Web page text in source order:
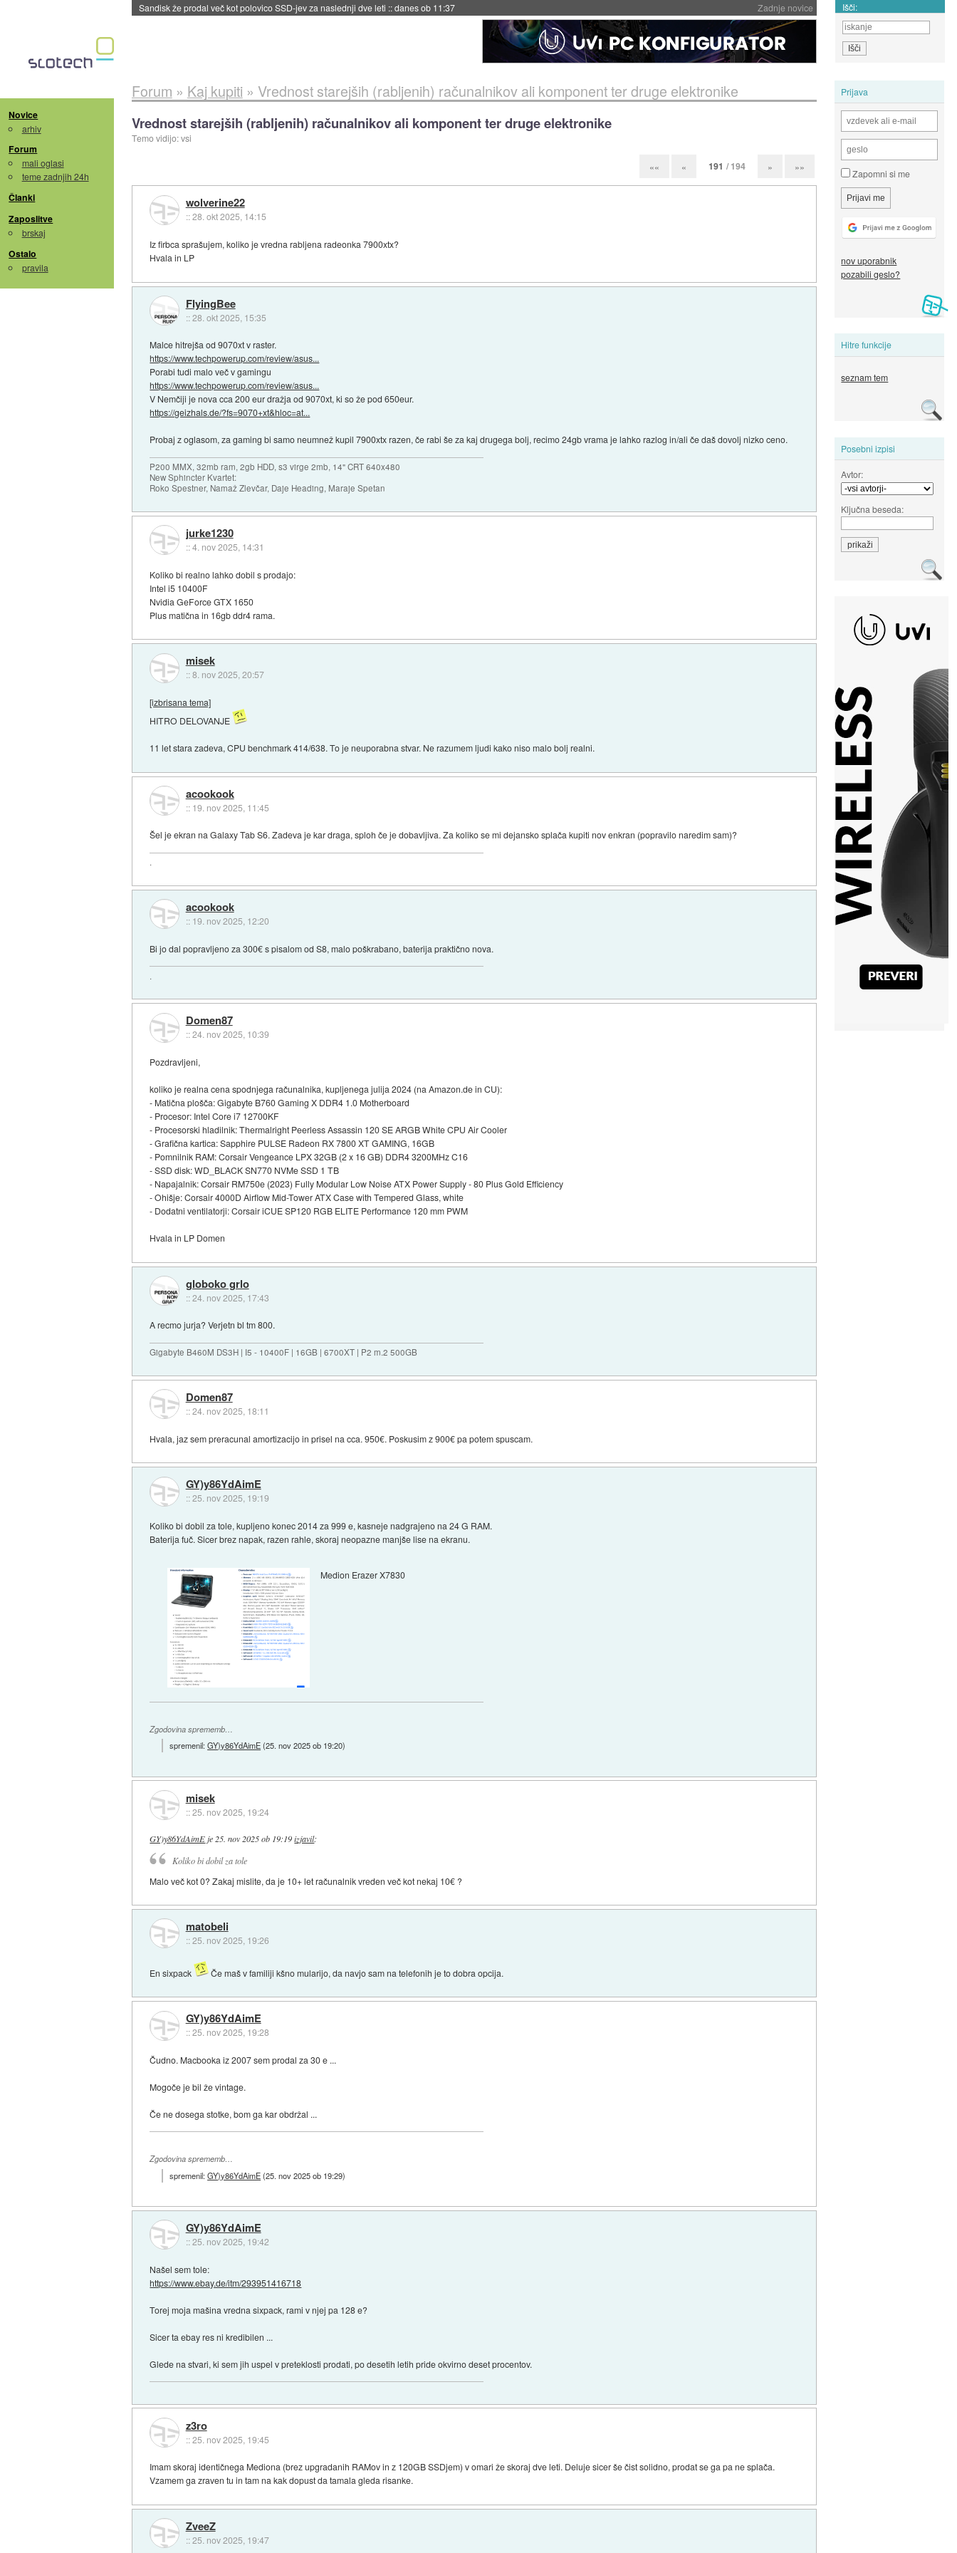
Zadnje novice
Tajvan in Južna Koreja po izvozu prvikrat prehitela Japonsko::danes ob 11:37 Išči:
Novice
arhiv
Forum
mali oglasi
teme zadnjih 24h
Članki
Zaposlitve
brskaj
Ostalo
pravila
Prijava
Zapomni si me
nov uporabnik
pozabili geslo?
Hitre funkcije
seznam tem
Posebni izpisi
Avtor:
Ključna beseda:
Forum » Kaj kupiti » Vrednost starejših (rabljenih) računalnikov ali komponent ter druge elektronike
Vrednost starejših (rabljenih) računalnikov ali komponent ter druge elektronike
Temo vidijo: vsi
«« « 191 / 194 » »»
wolverine22
::28. okt 2025, 14:15
Iz firbca sprašujem, koliko je vredna rabljena radeonka 7900xtx?
Hvala in LP
FlyingBee
::28. okt 2025, 15:35
Malce hitrejša od 9070xt v raster.
https://www.techpowerup.com/review/asus...
Porabi tudi malo več v gamingu
https://www.techpowerup.com/review/asus...
V Nemčiji je nova cca 200 eur dražja od 9070xt, ki so že pod 650eur.
https://geizhals.de/?fs=9070+xt&hloc=at...
Probaj z oglasom, za gaming bi samo neumnež kupil 7900xtx razen, če rabi še za kaj drugega bolj, recimo 24gb vrama je lahko razlog in/ali če daš dovolj nizko ceno.
P200 MMX, 32mb ram, 2gb HDD, s3 virge 2mb, 14" CRT 640x480
New Sphincter Kvartet:
Roko Spestner, Namaž Zlevčar, Daje Heading, Maraje Spetan
jurke1230
::4. nov 2025, 14:31
Koliko bi realno lahko dobil s prodajo:
Intel i5 10400F
Nvidia GeForce GTX 1650
Plus matična in 16gb ddr4 rama.
misek
::8. nov 2025, 20:57
[izbrisana tema]
HITRO DELOVANJE
11 let stara zadeva, CPU benchmark 414/638. To je neuporabna stvar. Ne razumem ljudi kako niso malo bolj realni.
acookook
:: 19. nov 2025, 11:45
Šel je ekran na Galaxy Tab S6. Zadeva je kar draga, sploh če je dobavljiva. Za koliko se mi dejansko splača kupiti nov enkran (popravilo naredim sam)?
.
acookook
:: 19. nov 2025, 12:20
Bi jo dal popravljeno za 300€ s pisalom od S8, malo poškrabano, baterija praktično nova.
.
Domen87
::24. nov 2025, 10:39
Pozdravljeni,
koliko je realna cena spodnjega računalnika, kupljenega julija 2024 (na Amazon.de in CU):
- Matična plošča: Gigabyte B760 Gaming X DDR4 1.0 Motherboard
- Procesor: Intel Core i7 12700KF
- Procesorski hladilnik: Thermalright Peerless Assassin 120 SE ARGB White CPU Air Cooler
- Grafična kartica: Sapphire PULSE Radeon RX 7800 XT GAMING, 16GB
- Pomnilnik RAM: Corsair Vengeance LPX 32GB (2 x 16 GB) DDR4 3200MHz C16
- SSD disk: WD_BLACK SN770 NVMe SSD 1 TB
- Napajalnik: Corsair RM750e (2023) Fully Modular Low Noise ATX Power Supply - 80 Plus Gold Efficiency
- Ohišje: Corsair 4000D Airflow Mid-Tower ATX Case with Tempered Glass, white
- Dodatni ventilatorji: Corsair iCUE SP120 RGB ELITE Performance 120 mm PWM
Hvala in LP Domen
globoko grlo
::24. nov 2025, 17:43
A recmo jurja? Verjetn bl tm 800.
Gigabyte B460M DS3H | I5 - 10400F | 16GB | 6700XT | P2 m.2 500GB
Domen87
::24. nov 2025, 18:11
Hvala, jaz sem preracunal amortizacijo in prisel na cca. 950€. Poskusim z 900€ pa potem spuscam.
GY)y86YdAimE
::25. nov 2025, 19:19
Koliko bi dobil za tole, kupljeno konec 2014 za 999 e, kasneje nadgrajeno na 24 G RAM.
Baterija fuč. Sicer brez napak, razen rahle, skoraj neopazne manjše lise na ekranu.
Medion Erazer X7830
Zgodovina sprememb…
spremenil:GY)y86YdAimE(25. nov 2025 ob 19:20)
misek
::25. nov 2025, 19:24
GY)y86YdAimEje25. nov 2025 ob 19:19 izjavil:
Koliko bi dobil za tole
Malo več kot 0? Zakaj mislite, da je 10+ let računalnik vreden več kot nekaj 10€ ?
matobeli
::25. nov 2025, 19:26
En sixpack Če maš v familiji kšno mularijo, da navjo sam na telefonih je to dobra opcija.
GY)y86YdAimE
::25. nov 2025, 19:28
Čudno. Macbooka iz 2007 sem prodal za 30 e ...
Mogoče je bil že vintage.
Če ne dosega stotke, bom ga kar obdržal ...
Zgodovina sprememb…
spremenil:GY)y86YdAimE(25. nov 2025 ob 19:29)
GY)y86YdAimE
::25. nov 2025, 19:42
Našel sem tole:
https://www.ebay.de/itm/293951416718
Torej moja mašina vredna sixpack, rami v njej pa 128 e?
Sicer ta ebay res ni kredibilen ...
Glede na stvari, ki sem jih uspel v preteklosti prodati, po desetih letih pride okvirno deset procentov.
z3ro
::25. nov 2025, 19:45
Imam skoraj identičnega Mediona (brez upgradanih RAMov in z 120GB SSDjem) v omari že skoraj dve leti. Deluje sicer še čist solidno, prodat se ga pa ne splača.
Vzamem ga zraven tu in tam na kak dopust da tamala gleda risanke.
ZveeZ
::25. nov 2025, 19:47